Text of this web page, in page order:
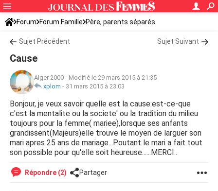
Forum Forum Famille Père, parents séparés
Sujet Précédent Sujet Suivant
Cause
Alger 2000 - Modifié le 29 mars 2015 à 21:35
xplom - 31 mars 2015 à 23:03
Bonjour, je veux savoir quelle est la cause:est-ce-que
c'est la mentalite ou la societe' ou la tradition du milieu
toujours pour la femme( mariee),lorsque ses anfants
grandissent(Majeurs)elle trouve le moyen de larguer son
mari apres 25 ans de mariage...Poutant le mari a fait tout
son possible pour qu'elle soit heureuse......MERCI..
Répondre (2) Partager